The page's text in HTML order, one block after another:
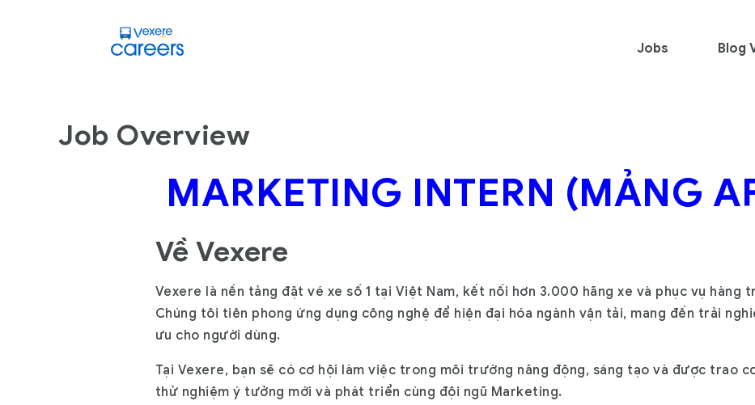
Jobs Blog
Job Overview
MARKETING INTERN (MẢNG
Về Vexere
Vexere là nền tảng đặt vé xe số 1 tại Việt Nam, kết nối hơn 3.000 hãng xe và phục vụ hàng
Chúng tôi tiên phong ứng dụng công nghệ để hiện đại hóa ngành vận tải, mang đến trải
ưu cho người dùng.
Tại Vexere, bạn sẽ có cơ hội làm việc trong môi trường năng động, sáng tạo và được trao
thử nghiệm ý tưởng mới và phát triển cùng đội ngũ Marketing.